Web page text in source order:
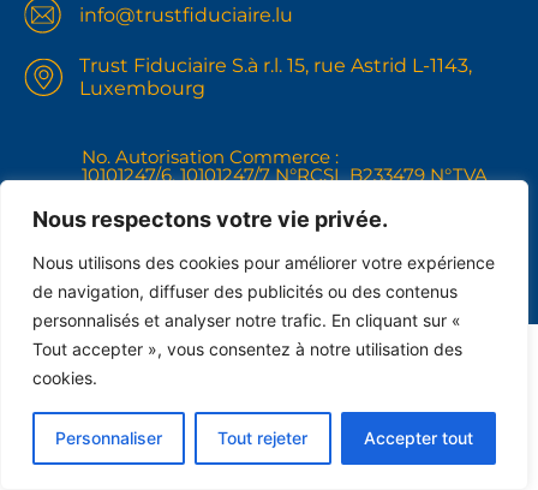
Nous respectons votre vie privée.
Nous utilisons des cookies pour améliorer votre expérience
de navigation, diffuser des publicités ou des contenus
personnalisés et analyser notre trafic. En cliquant sur «
Tout accepter », vous consentez à notre utilisation des
cookies.
Personnaliser Tout rejeter Accepter tout
info@trustfiduciaire.lu
Trust Fiduciaire S.à r.l. 15, rue Astrid L-1143,
Luxembourg
No. Autorisation Commerce :
10101247/6, 10101247/7 N°RCSL B233479 N°TVA
+352691102148